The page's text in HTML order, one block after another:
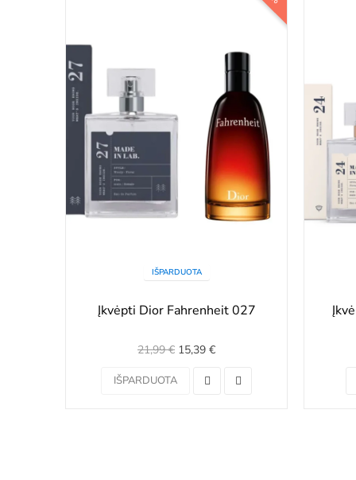
IŠPARDUOTA
Įkvėpti Dior Fahrenheit 027
21,99 € 15,39 €
IŠPARDUOTA